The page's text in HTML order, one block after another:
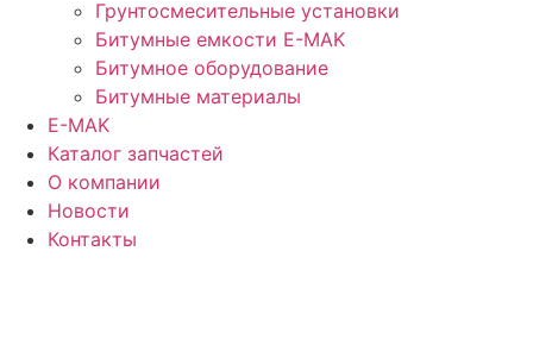
Грунтосмесительные установки
Битумные емкости E-MAK
Битумное оборудование
Битумные материалы
E-MAK
Каталог запчастей
О компании
Новости
Контакты